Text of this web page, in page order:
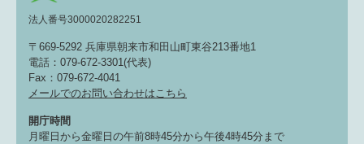
法人番号3000020282251
〒669-5292 兵庫県朝来市和田山町東谷213番地1
電話：079-672-3301(代表)
Fax：079-672-4041
メールでのお問い合わせはこちら
開庁時間
月曜日から金曜日の午前8時45分から午後4時45分まで